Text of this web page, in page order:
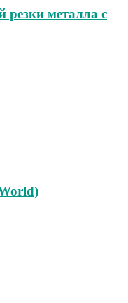
резки металла с